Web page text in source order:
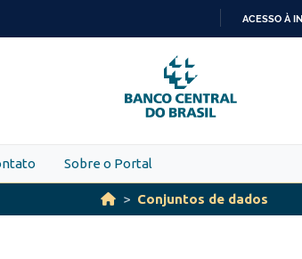
PARA
O
CONTEÚDO
ACESSO À
Sobre o Portal
Conjuntos de dados